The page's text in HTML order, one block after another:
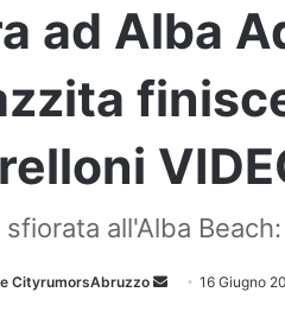
ad Alba
sfiorata all'Alba
CityrumorsAbruzzo 16 Giugno